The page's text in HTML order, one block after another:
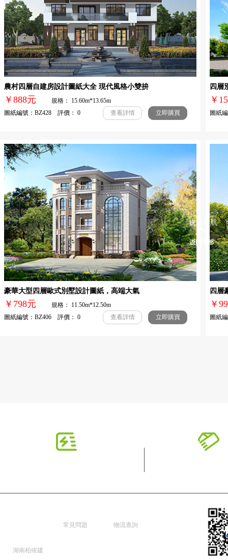
農村四層自建房設計圖紙大全 現代風格小雙拚
￥888元
規格： 15.60m*13.65m
圖紙編號：BZ428 評價： 0
查看詳情 立即購買
四層
￥
圖紙編
豪華大型四層歐式別墅設計圖紙，高端大氣
￥798元
規格： 11.50m*12.50m
圖紙編號：BZ406 評價： 0
查看詳情 立即購買
四層
￥
圖紙編
湖南柏竣建
常見問題 物流查詢
快速導航